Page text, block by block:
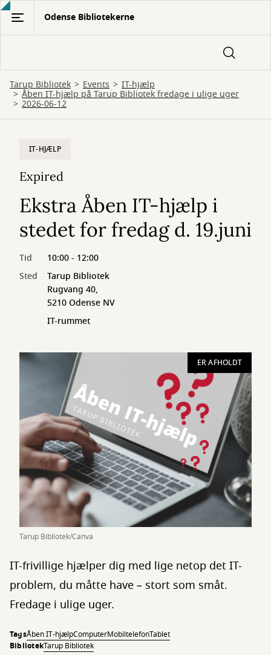
Gå
hovedindhold
Odense Bibliotekerne
Tarup Bibliotek Events IT-hjælp
Åben IT-hjælp på Tarup Bibliotek fredage i ulige uger
2026-06-12
ER AFHOLDT
Tarup Bibliotek/Canva
IT-HJÆLP
Expired
Ekstra Åben IT-hjælp i
stedet for fredag d. 19.juni
Tid
10:00 - 12:00
Sted
Tarup Bibliotek
Rugvang 40,
5210 Odense NV
IT-rummet
IT-frivillige hjælper dig med lige netop det IT-
problem, du måtte have – stort som småt.
Fredage i ulige uger.
TagsÅben IT-hjælpComputerMobiltelefonTablet
BibliotekTarup Bibliotek